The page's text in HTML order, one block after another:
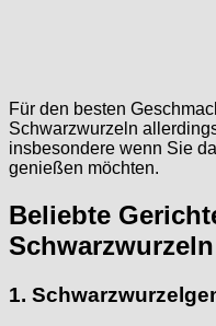
Für den besten
Schwarzwurzeln
insbesondere wenn Sie
genießen möchten.
Beliebte
Schwarzwurzeln
1.